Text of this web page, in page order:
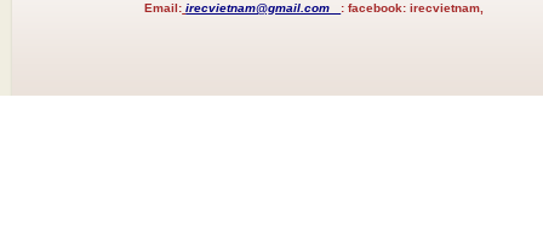
Email: irecvietnam@gmail.com :facebook: irecvietnam,